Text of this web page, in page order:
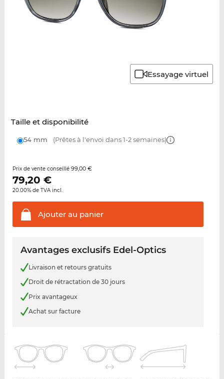
Essayage virtuel
Taille et disponibilité
54 mm (Prêtes à l'envoi dans 1-2 semaines)
Prix de vente conseillé 99,00 €
79,20 €
20.00% de TVA incl.
Ajouter au panier
Avantages exclusifs Edel-Optics
Livraison et retours gratuits
Droit de rétractation de 30 jours
Prix avantageux
Achat sur facture